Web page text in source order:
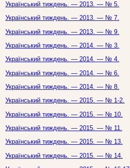
Український тиждень. — 2013. — № 5.
Український тиждень. — 2013. — № 7.
Український тиждень. — 2013. — № 9.
Український тиждень. — 2014. — № 3.
Український тиждень. — 2014. — № 4.
Український тиждень. — 2014. — № 6.
Український тиждень. — 2014. — № 8.
Український тиждень. — 2015. — № 1-2.
Український тиждень. — 2015. — № 10.
Український тиждень. — 2015. — № 11.
Український тиждень. — 2015. — № 13.
Український тиждень. — 2015. — № 14.